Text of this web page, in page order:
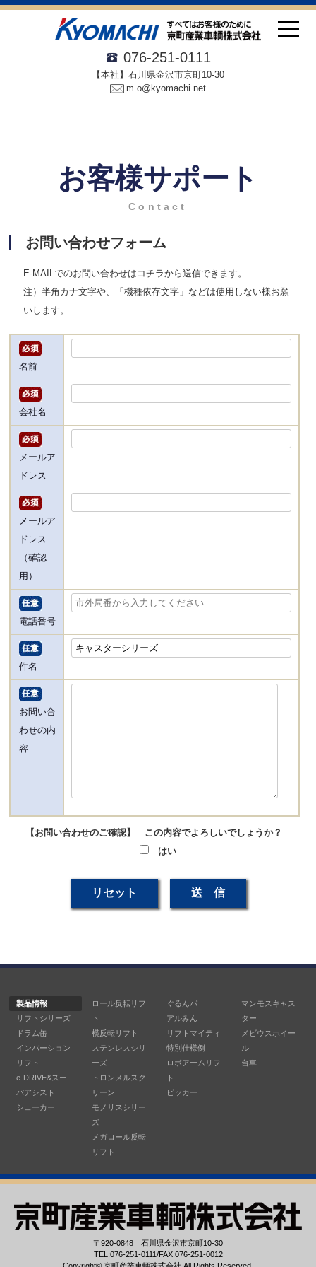
076-251-0111
【本社】石川県金沢市京町10-30
m.o@kyomachi.net
お客様サポート
Contact
お問い合わせフォーム
E-MAILでのお問い合わせはコチラから送信できます。
注）半角カナ文字や、「機種依存文字」などは使用しない様お願
いします。
名前
会社名
メールア
ドレス
メールア
ドレス
（確認
用）
電話番号
件名
お問い合
わせの内
容
【お問い合わせのご確認】 この内容でよろしいでしょうか？
はい
製品情報
リフトシリーズ
ドラム缶
インバーション
リフト
e-DRIVE&スー
パアシスト
シェーカー
ロール反転リフ
ト
横反転リフト
ステンレスシリ
ーズ
トロンメルスク
リーン
モノリスシリー
ズ
メガロール反転
リフト
ぐるんパ
アルみん
リフトマイティ
特別仕様例
ロボアームリフ
ト
ピッカー
マンモスキャス
ター
メビウスホイー
ル
台車
〒920-0848 石川県金沢市京町10-30
TEL:076-251-0111/FAX:076-251-0012